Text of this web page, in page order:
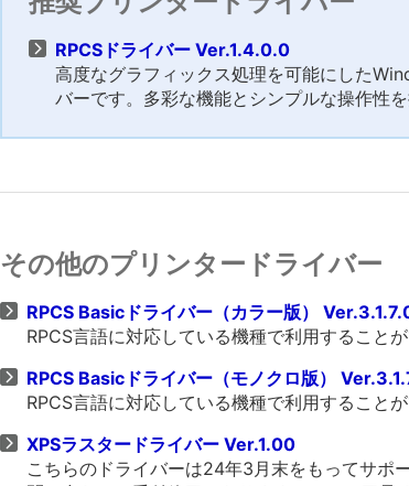
RPCSドライバー Ver.1.4.0.0
高度なグラフィックス処理を可能にした
バーです。多彩な機能とシンプルな操作性
その他のプリンタードライバー
RPCS Basicドライバー（カラー版）
RPCS言語に対応している機種で利用すること
RPCS Basicドライバー（モノクロ版）
RPCS言語に対応している機種で利用すること
XPSラスタードライバー Ver.1.00
こちらのドライバーは24年3月末をもってサポ